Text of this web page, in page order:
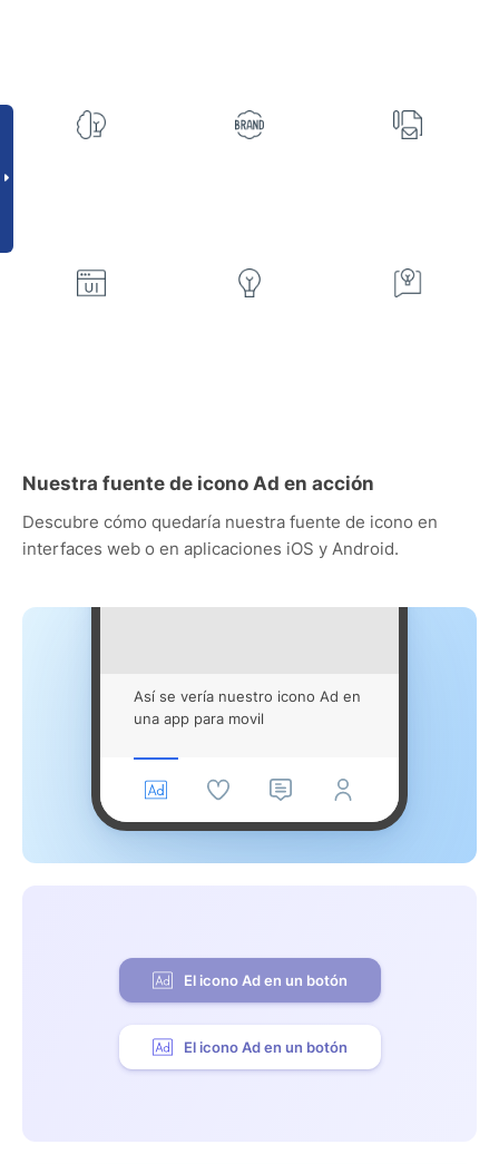
Nuestra fuente de icono Ad en acción
Descubre cómo quedaría nuestra fuente de icono en
interfaces web o en aplicaciones iOS y Android.
Así se vería nuestro icono Ad en
una app para movil
El icono Ad en un botón
El icono Ad en un botón